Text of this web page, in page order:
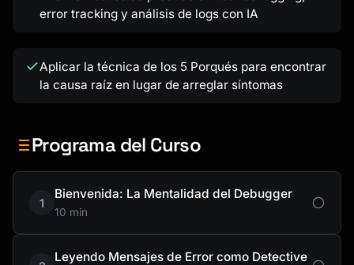
error tracking y análisis de logs con IA
Aplicar la técnica de los 5 Porqués para encontrar
la causa raíz en lugar de arreglar síntomas
Programa del Curso
1
Bienvenida: La Mentalidad del Debugger
10 min
Leyendo Mensajes de Error como Detective